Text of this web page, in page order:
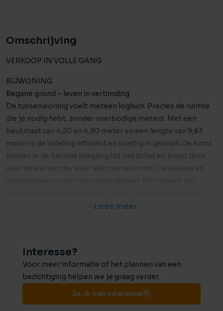
Omschrijving
VERKOOP IN VOLLE GANG
RIJWONING
Begane grond – leven in verbinding
De tussenwoning voelt meteen logisch. Precies de ruimte
die je nodig hebt, zonder overbodige meters. Met een
beukmaat van 4,20 en 4,80 meter en een lengte van 9,63
meter is de indeling efficiënt en prettig in gebruik. Je komt
binnen in de hal met toegang tot het toilet en loopt door
Een plek om tot rust te komen of juist om samen te zijn met
familie en vrienden.
Eerste verdieping – ruime slaapkamers
Op de eerste verdieping vind je twee ruime slaapkamers en
Lees meer
Interesse?
Voor meer informatie of het plannen van een
bezichtiging helpen we je graag verder.
Ja, ik heb interesse